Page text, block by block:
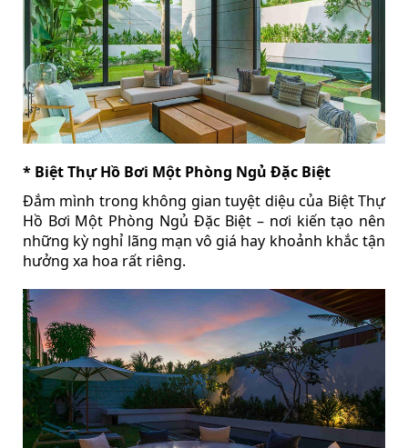
* Biệt Thự Hồ Bơi Một Phòng Ngủ Đặc Biệt
Đắm mình trong không gian tuyệt diệu của Biệt Thự
Hồ Bơi Một Phòng Ngủ Đặc Biệt – nơi kiến tạo nên
những kỳ nghỉ lãng mạn vô giá hay khoảnh khắc tận
hưởng xa hoa rất riêng.